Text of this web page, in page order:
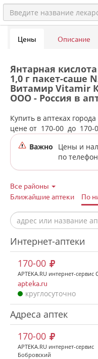
Цены Описание
Янтарная
1,0 г пакет-саше
Витамир Vitamir
ООО - Россия в
Купить в аптеках города
цене от 170-00 до 170-
Важно
Цены и
по
Все районы
Ближайшие аптеки
По
Интернет-аптеки
170-00
APTEKA.RU интернет-сервис
apteka.ru
круглосуточно
Адреса аптек
170-00
APTEKA.RU интернет-сервис
Бобровский